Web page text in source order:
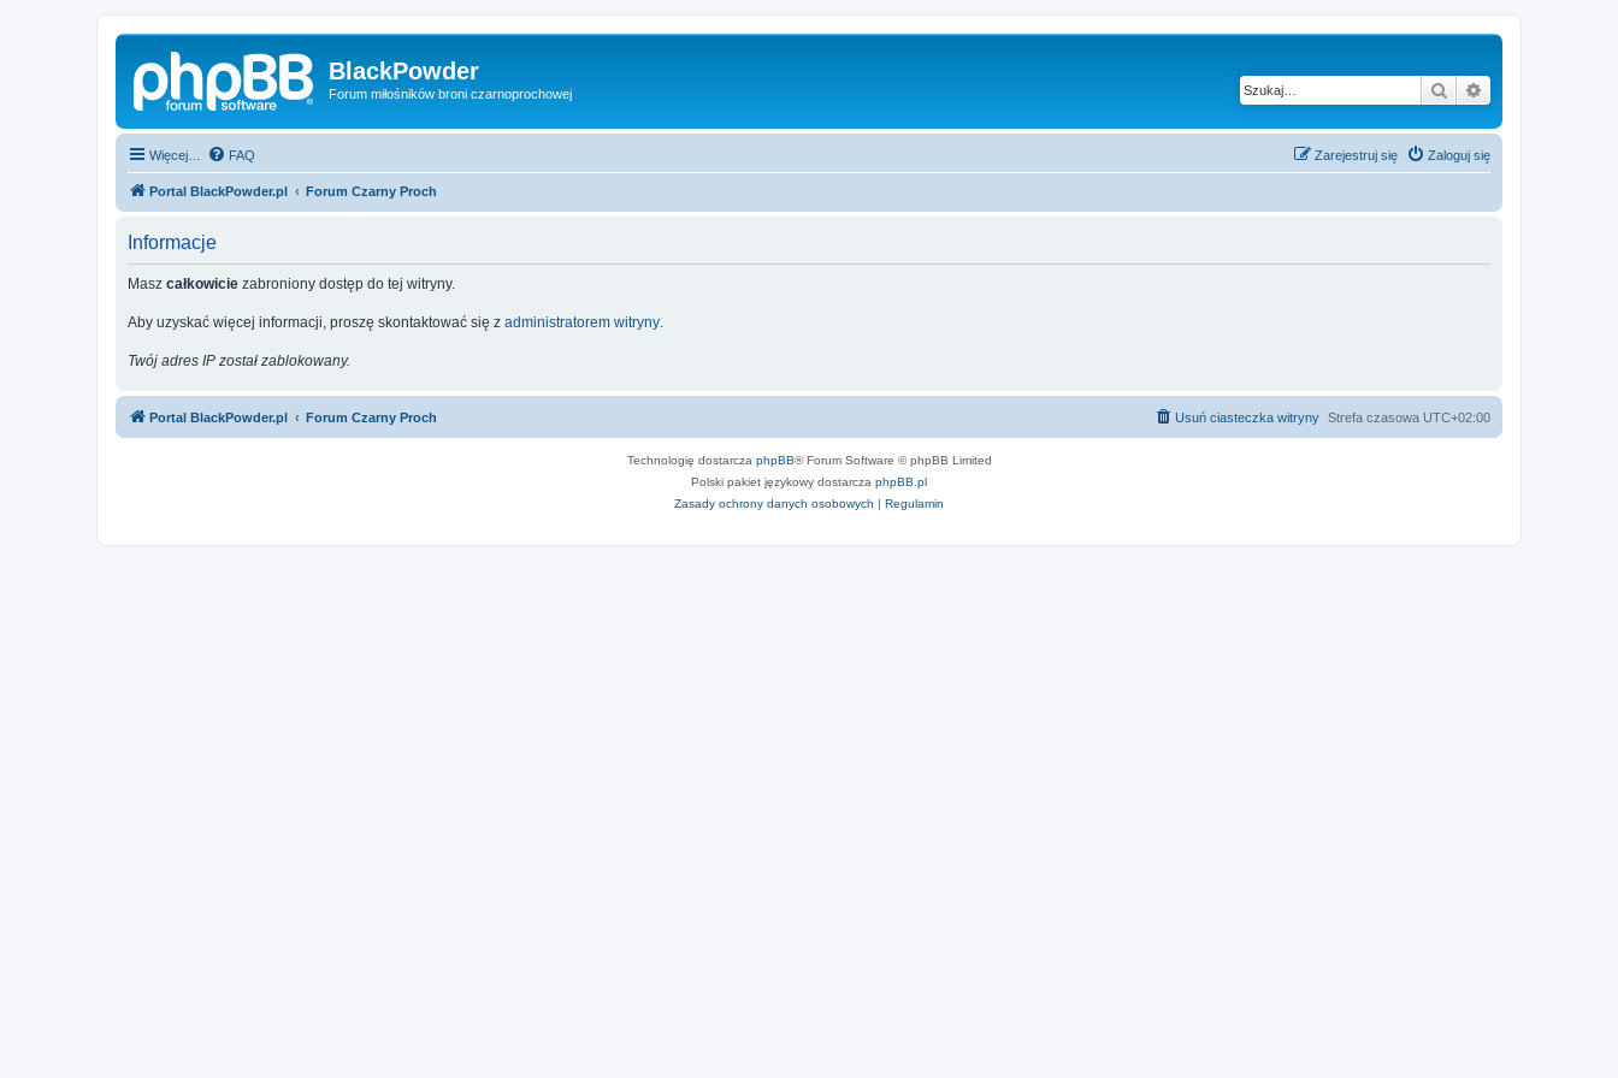
BlackPowder
Forum miłośników broni czarnoprochowej Szukaj
Więcej… FAQ Zaloguj się
Zarejestruj się
Portal BlackPowder.pl Forum Czarny Proch
Informacje
Masz całkowicie zabroniony dostęp do tej witryny.
Aby uzyskać więcej informacji, proszę skontaktować się z administratorem witryny
Twój adres IP został zablokowany.
Portal BlackPowder.pl Forum Czarny Proch Strefa czasowa UTC+02:00
Usuń ciasteczka witryny
Technologię dostarcza phpBB® Forum Software © phpBB Limited
Polski pakiet językowy dostarcza phpBB.pl
Zasady ochrony danych osobowych | Regulamin